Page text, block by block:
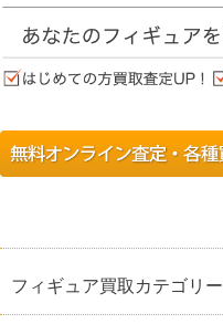
フィギュア買取カテゴリー